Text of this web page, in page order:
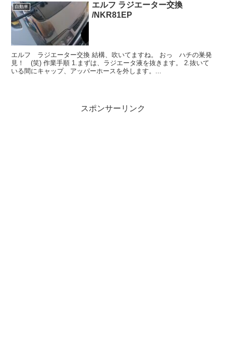
自動車
エルフ ラジエーター交換
/NKR81EP
エルフ ラジエーター交換 結構、吹いてますね。 おっ ハチの巣発
見！ (笑) 作業手順 1.まずは、ラジエータ液を抜きます。 2.抜いて
いる間にキャップ、アッパーホースを外します。...
スポンサーリンク